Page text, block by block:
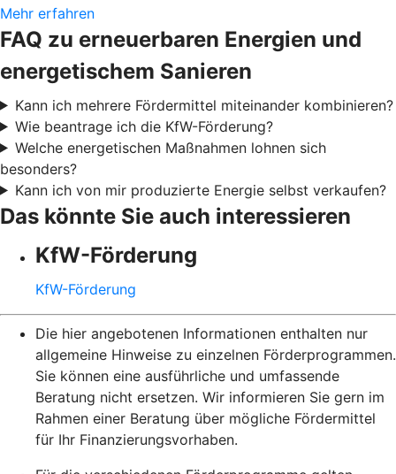
Mehr erfahren
FAQ zu erneuerbaren Energien und
energetischem Sanieren
Kann ich mehrere Fördermittel miteinander kombinieren?
Wie beantrage ich die KfW-Förderung?
Welche energetischen Maßnahmen lohnen sich
besonders?
Kann ich von mir produzierte Energie selbst verkaufen?
Das könnte Sie auch interessieren
KfW-Förderung
KfW-Förderung
Die hier angebotenen Informationen enthalten nur
allgemeine Hinweise zu einzelnen Förderprogrammen.
Sie können eine ausführliche und umfassende
Beratung nicht ersetzen. Wir informieren Sie gern im
Rahmen einer Beratung über mögliche Fördermittel
für Ihr Finanzierungsvorhaben.